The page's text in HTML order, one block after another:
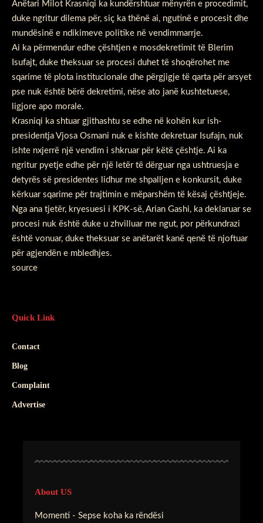
Anëtari Milot Krasniqi ka kundërshtuar mënyrën e procedimit,
duke ngritur dilema për, siç ka thënë ai, ngutinë e procesit dhe
mundësinë e ndikimeve politike në vendimmarrje.
Ai ka përmendur edhe çështjen e mosdekretimit të Blerim
Isufajt, duke theksuar se procesi duhet të shoqërohet me
sqarime të plota institucionale dhe përgjigje të qarta për arsyet
pse nuk është bërë dekretimi, nëse ato janë kushtetuese,
ligjore apo morale.
Krasniqi ka shtuar gjithashtu se edhe në kohën kur ish-
presidentja Vjosa Osmani nuk e kishte dekretuar Isufajn, nuk
ishte nxjerrë një vendim i shkruar për këtë çështje. Ai ka
ngritur pyetje edhe për një letër të dërguar nga ushtruesja e
detyrës së presidentes lidhur me shpalljen e konkursit, duke
kërkuar sqarime për trajtimin e mëparshëm të kësaj çështjeje.
Nga ana tjetër, kryesuesi i KPK-së, Arian Gashi, ka deklaruar se
procesi nuk është duke u zhvilluar me ngut, por përkundrazi
është vonuar, duke theksuar se anëtarët kanë qenë të njoftuar
për agjendën e mbledhjes.
source
Quick Link
Contact
Blog
Complaint
Advertise
About US
Momenti - Sepse koha ka rëndësi